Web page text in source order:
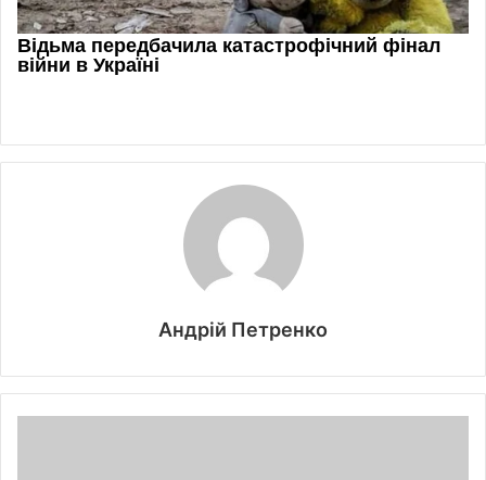
Андрій Петренко